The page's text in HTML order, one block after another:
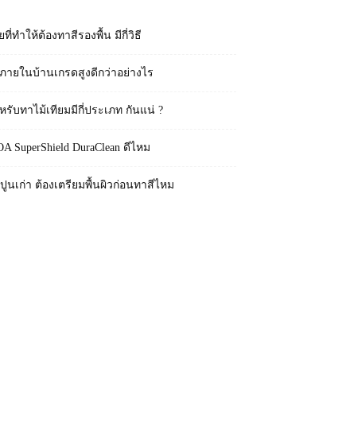
ที่ทำให้ต้องทาสีรองพื้น มีกี่วิธี
ายในบ้านเกรดสูงดีกว่าอย่างไร
รับทาไม้เทียมมีกี่ประเภท กันแน่ ?
SuperShield DuraClean ดีไหม
นเก่า ต้องเตรียมพื้นผิวก่อนทาสีไหม